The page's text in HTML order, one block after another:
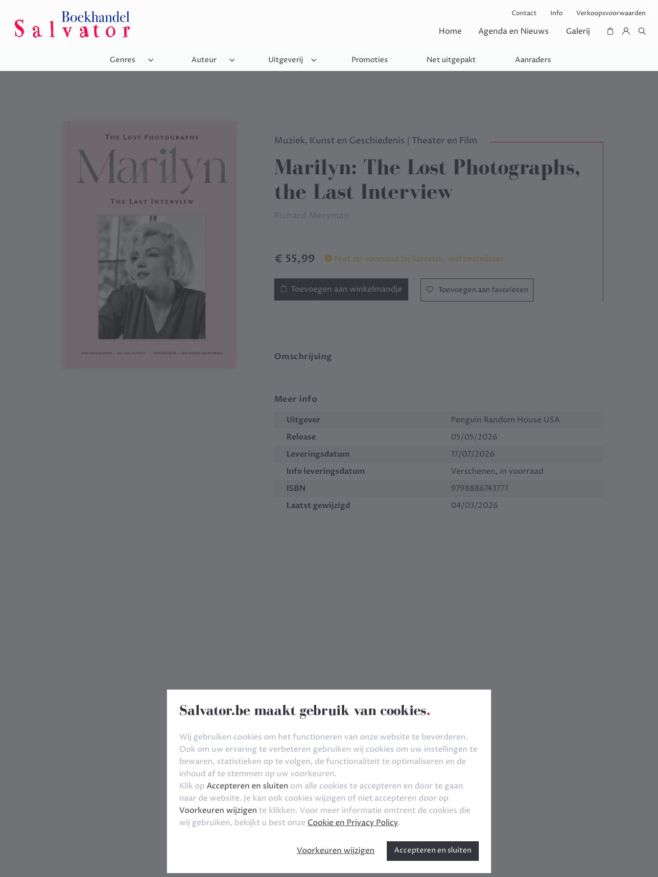
Contact Info Verkoopsvoorwaarden
Home Agenda en Nieuws Galerij
Genres Auteur Uitgeverij Promoties Net uitgepakt Aanraders
Muziek, Kunst en Geschiedenis | Theater en Film
Marilyn: The Lost Photographs,
the Last Interview
Richard Meryman
€ 55,99 Niet op voorraad bij Salvator, wel bestelbaar
Toevoegen aan winkelmandje Toevoegen aan favorieten
Omschrijving
Meer info
Uitgever
Penguin Random House USA
Release
05/05/2026
Leveringsdatum
17/07/2026
Info leveringsdatum
Verschenen, in voorraad
ISBN
9798886743777
Laatst gewijzigd
04/03/2026
Salvator.be maakt gebruik van cookies.
Wij gebruiken cookies om het functioneren van onze website te bevorderen.
Ook om uw ervaring te verbeteren gebruiken wij cookies om uw instellingen te
bewaren, statistieken op te volgen, de functionaliteit te optimaliseren en de
inhoud af te stemmen op uw voorkeuren.
Klik op Accepteren en sluiten om alle cookies te accepteren en door te gaan
naar de website. Je kan ook cookies wijzigen of niet accepteren door op
Voorkeuren wijzigen te klikken. Voor meer informatie omtrent de cookies die
wij gebruiken, bekijkt u best onze Cookie en Privacy Policy.
Accepteren en sluiten
Voorkeuren wijzigen